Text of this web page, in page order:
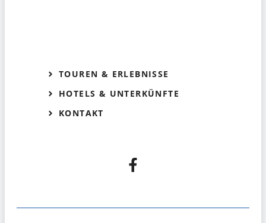
TOUREN & ERLEBNISSE
HOTELS & UNTERKÜNFTE
KONTAKT